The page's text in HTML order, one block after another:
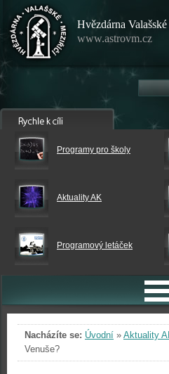
Hvězdárna
www.astrovm.cz
Programy pro školy
Aktuality AK
Programový letáček
Nacházíte se: Úvodní » Aktuality
Venuše?